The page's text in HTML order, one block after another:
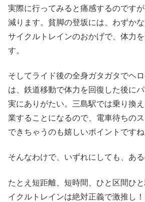
実際に行ってみると痛感するのです
減ります。貧脚の登坂には、わずか
サイクルトレインのおかげで、体力
す。
そしてライド後の全身ガタガタでヘ
は、鉄道移動で体力を回復した後に
実にありがたい。三島駅では乗り換
業することになるので、電車待ちの
できちゃうのも嬉しいポイントですね
そんなわけで、いずれにしても、ある
たとえ短距離、短時間、ひと区間ひ
イクルトレインは絶対正義で激推し